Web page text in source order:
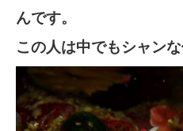
んです。
この人は中でもシャンな